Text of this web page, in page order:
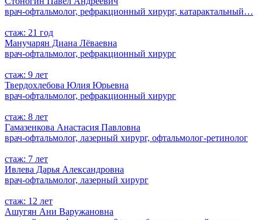
врач-офтальмолог, рефракционный хирург, катарактальный…
стаж: 21 год
Манучарян Диана Лёваевна
врач-офтальмолог, рефракционный хирург
стаж: 9 лет
Твердохлебова Юлия Юрьевна
врач-офтальмолог, рефракционный хирург
стаж: 8 лет
Гамазенкова Анастасия Павловна
врач-офтальмолог, лазерный хирург, офтальмолог-ретинолог
стаж: 7 лет
Ивлева Дарья Александровна
врач-офтальмолог, лазерный хирург
стаж: 12 лет
Ашугян Ани Варужановна